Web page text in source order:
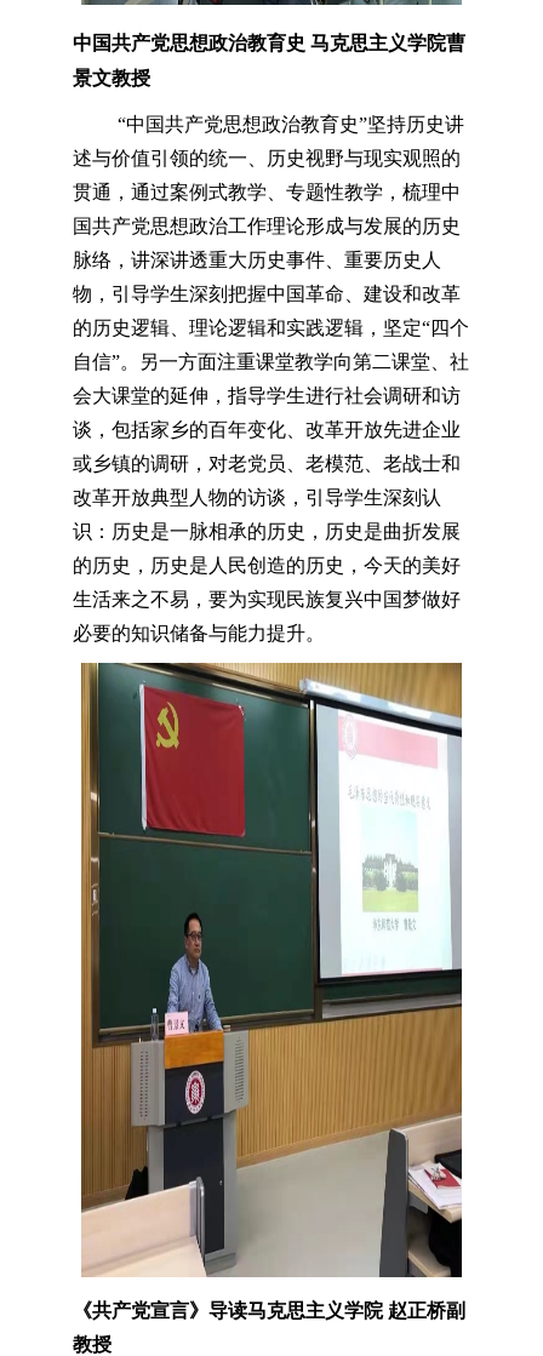
中国共产党思想政治教育史 马克思主义学院曹
景文教授
“中国共产党思想政治教育史”坚持历史讲
述与价值引领的统一、历史视野与现实观照的
贯通，通过案例式教学、专题性教学，梳理中
国共产党思想政治工作理论形成与发展的历史
脉络，讲深讲透重大历史事件、重要历史人
物，引导学生深刻把握中国革命、建设和改革
的历史逻辑、理论逻辑和实践逻辑，坚定“四个
自信”。另一方面注重课堂教学向第二课堂、社
会大课堂的延伸，指导学生进行社会调研和访
谈，包括家乡的百年变化、改革开放先进企业
或乡镇的调研，对老党员、老模范、老战士和
改革开放典型人物的访谈， 引导学生深刻认
识：历史是一脉相承的历史，历史是曲折发展
的历史，历史是人民创造的历史 ， 今天的美好
生活来之不易， 要为实现民族复兴中国梦做好
必要的知识储备与能力提升。
《共产党宣言》导读马克思主义学院 赵正桥副
教授